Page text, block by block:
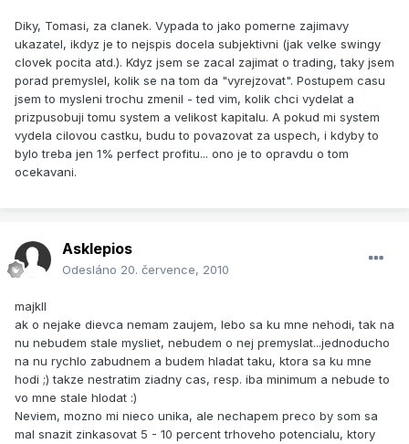
Diky, Tomasi, za clanek. Vypada to jako pomerne zajimavy
ukazatel, ikdyz je to nejspis docela subjektivni (jak velke swingy
clovek pocita atd.). Kdyz jsem se zacal zajimat o trading, taky jsem
porad premyslel, kolik se na tom da "vyrejzovat". Postupem casu
jsem to mysleni trochu zmenil - ted vim, kolik chci vydelat a
prizpusobuji tomu system a velikost kapitalu. A pokud mi system
vydela cilovou castku, budu to povazovat za uspech, i kdyby to
bylo treba jen 1% perfect profitu... ono je to opravdu o tom
ocekavani.
Asklepios
Odesláno 20. července, 2010
majkll
ak o nejake dievca nemam zaujem, lebo sa ku mne nehodi, tak na
nu nebudem stale mysliet, nebudem o nej premyslat...jednoducho
na nu rychlo zabudnem a budem hladat taku, ktora sa ku mne
hodi ;) takze nestratim ziadny cas, resp. iba minimum a nebude to
vo mne stale hlodat :)
Neviem, mozno mi nieco unika, ale nechapem preco by som sa
mal snazit zinkasovat 5 - 10 percent trhoveho potencialu, ktory